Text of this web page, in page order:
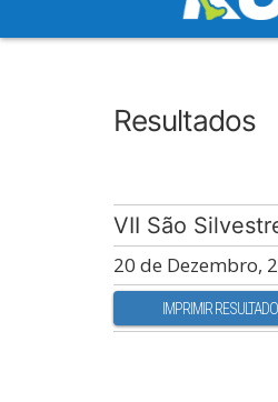
Resultados
VII São
20 de Dezembro,
IMPRIMIR